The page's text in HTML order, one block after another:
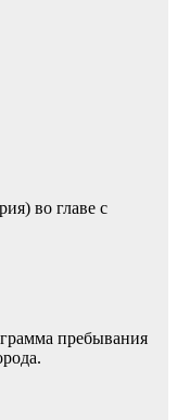
во главе с
пребывания